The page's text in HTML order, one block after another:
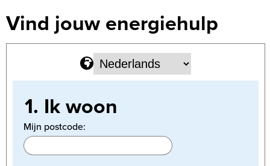
Vind jouw energiehulp
1. Ik woon
Mijn postcode: